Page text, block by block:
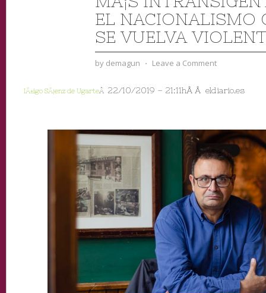
EL NACIONALISMO
SE VUELVA
by demagun ⋅ Leave a Comment
IÃ±igo SÃ¡enz de UgarteÂ 22/10/2019 – 21:11hÂ Â eldiario.es